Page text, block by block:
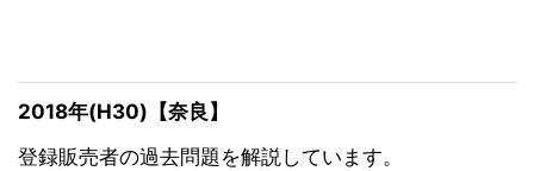
2018年(H30)【奈良】
登録販売者の過去問題を解説しています。